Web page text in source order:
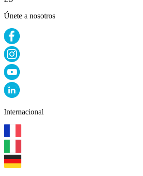
Únete a nosotros
Internacional